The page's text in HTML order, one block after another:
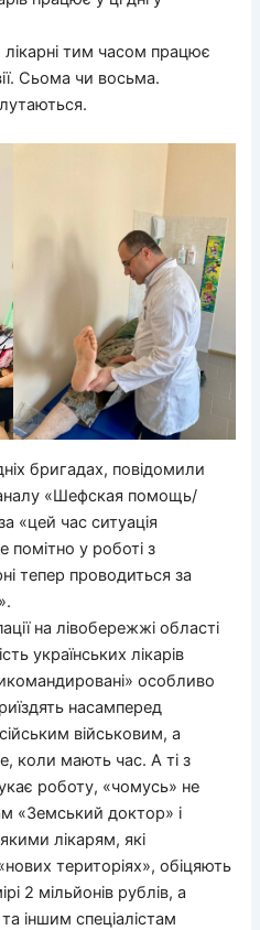
лікарні тим часом працює
Сьома чи восьма.
бригадах, повідомили
«Шефская помощь/
«цей час ситуація
у роботі з
тепер проводиться за
на лівобережжі області
українських лікарів
особливо
насамперед
військовим, а
коли мають час. А ті з
роботу, «чомусь» не
«Земський доктор» і
лікарям, які
територіях», обіцяють
2 мільйонів рублів, а
іншим спеціалістам